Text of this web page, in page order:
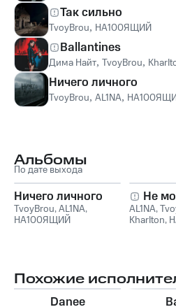
Так сильно
TvoyBrou, НА100ЯЩИЙ
Ballantines
Дима Найт, TvoyBrou,
Ничего личного
TvoyBrou, AL1NA,
Альбомы
По дате выхода
Ничего личного
TvoyBrou,AL1NA,
НА100ЯЩИЙ
Не
AL1NA,
KharIton,
Похожие
Danee